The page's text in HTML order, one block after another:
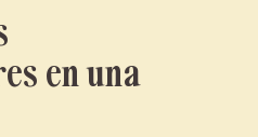
en una